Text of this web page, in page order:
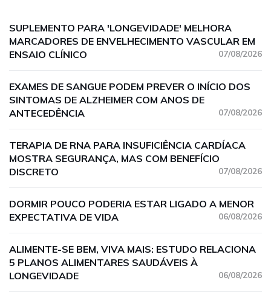
SUPLEMENTO PARA 'LONGEVIDADE' MELHORA
MARCADORES DE ENVELHECIMENTO VASCULAR EM
ENSAIO CLÍNICO
07/08/2026
EXAMES DE SANGUE PODEM PREVER O INÍCIO DOS
SINTOMAS DE ALZHEIMER COM ANOS DE
ANTECEDÊNCIA
07/08/2026
TERAPIA DE RNA PARA INSUFICIÊNCIA CARDÍACA
MOSTRA SEGURANÇA, MAS COM BENEFÍCIO
DISCRETO
07/08/2026
DORMIR POUCO PODERIA ESTAR LIGADO A MENOR
EXPECTATIVA DE VIDA
06/08/2026
ALIMENTE-SE BEM, VIVA MAIS: ESTUDO RELACIONA
5 PLANOS ALIMENTARES SAUDÁVEIS À
LONGEVIDADE
06/08/2026